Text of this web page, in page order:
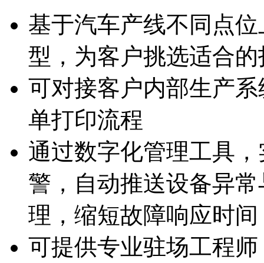
基于汽车产线不同点
型，为客户挑选适
可对接客户内部生产系
单打印流程
通过数字化管理工具
警，自动推送设备异
理，缩短故障响应时间
可提供专业驻场工程师